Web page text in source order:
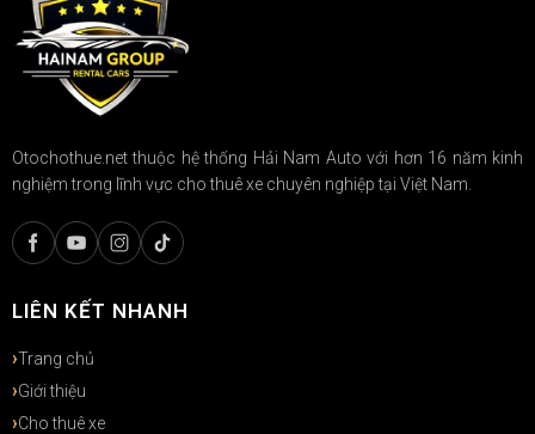
Otochothue.net thuộc hệ thống Hải Nam Auto với hơn 16 năm kinh
nghiệm trong lĩnh vực cho thuê xe chuyên nghiệp tại Việt Nam.
LIÊN KẾT NHANH
Trang chủ
Giới thiệu
Cho thuê xe